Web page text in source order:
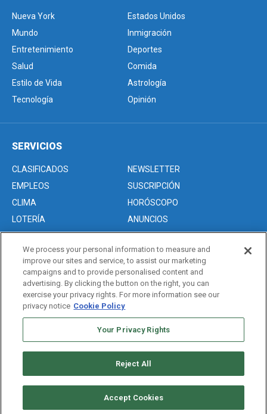
Nueva York
Estados Unidos
Mundo
Inmigración
Entretenimiento
Deportes
Salud
Comida
Estilo de Vida
Astrología
Tecnología
Opinión
SERVICIOS
CLASIFICADOS
NEWSLETTER
EMPLEOS
SUSCRIPCIÓN
CLIMA
HORÓSCOPO
LOTERÍA
ANUNCIOS
Acerca de nosotros
Advertise with Us/Anuncios
Politica de Privacidad
Editorial Guidelines
We process your personal information to measure and
improve our sites and service, to assist our marketing
campaigns and to provide personalised content and
advertising. By clicking the button on the right, you can
exercise your privacy rights. For more information see our
privacy notice Cookie Policy
Your Privacy Rights
Reject All
Accept Cookies